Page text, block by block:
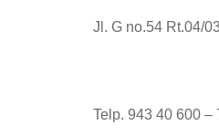
Jl. G no.54 Rt.04/
Telp. 943 40 600 –